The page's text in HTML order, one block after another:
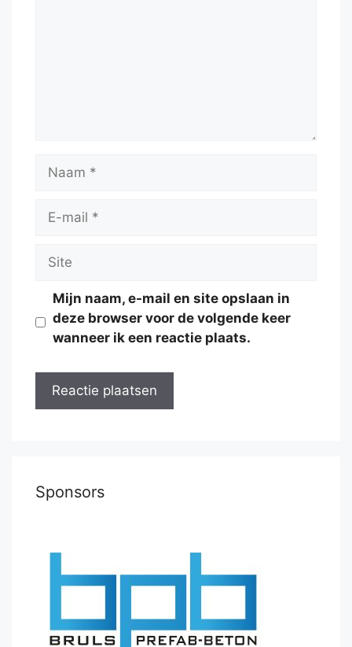
Naam
Site
Mijn naam, e-mail en site opslaan in
deze browser voor de volgende keer
wanneer ik een reactie plaats.
Sponsors